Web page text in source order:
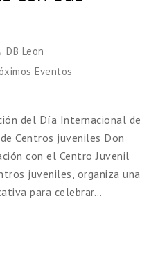
DB Leon
Eventos
del Día Internacional de
Centros juveniles Don
con el Centro Juvenil
juveniles, organiza una
para celebrar…